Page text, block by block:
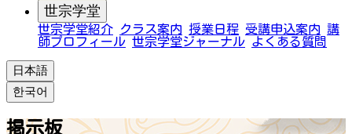
世宗学堂
世宗学堂紹介 クラス案内 授業日程 受講申込案内 講
師プロフィール 世宗学堂ジャーナル よくある質問
日本語
한국어
掲示板